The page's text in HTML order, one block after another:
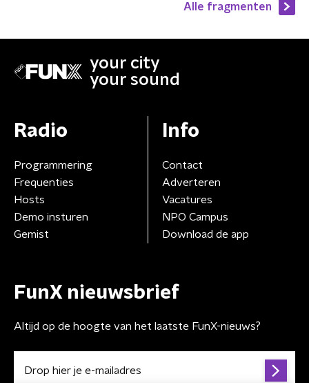
Alle fragmenten
your city
your sound
Radio
Programmering
Frequenties
Hosts
Demo insturen
Gemist
Info
Contact
Adverteren
Vacatures
NPO Campus
Download de app
FunX nieuwsbrief
Altijd op de hoogte van het laatste FunX-nieuws?